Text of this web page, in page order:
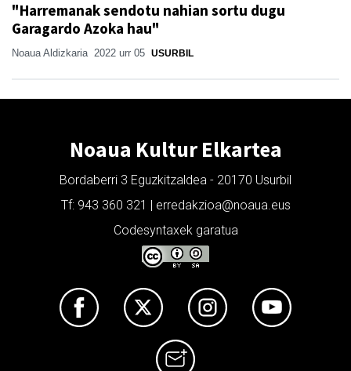
"Harremanak sendotu nahian sortu dugu
Garagardo Azoka hau"
Noaua Aldizkaria 2022 urr 05 USURBIL
Noaua Kultur Elkartea
Bordaberri 3 Eguzkitzaldea - 20170 Usurbil
Tf: 943 360 321 | erredakzioa@noaua.eus
Codesyntaxek garatua